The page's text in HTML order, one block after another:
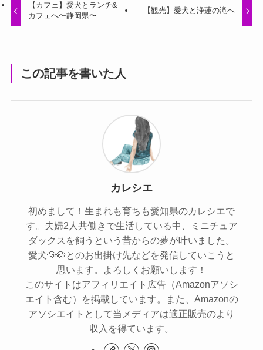
【カフェ】愛犬とランチ&
カフェへ〜静岡県〜
【観光】愛犬と浄蓮の滝へ
この記事を書いた人
カレシエ
初めまして！生まれも育ちも愛知県のカレシエで
す。夫婦2人共働きで生活している中、ミニチュア
ダックスを飼うという昔からの夢が叶いました。
愛犬🐶🐶とのお出掛け先などを発信していこうと
思います。よろしくお願いします！
このサイトはアフィリエイト広告（Amazonアソシ
エイト含む）を掲載しています。また、Amazonの
アソシエイトとして当メディアは適正販売のより
収入を得ています。